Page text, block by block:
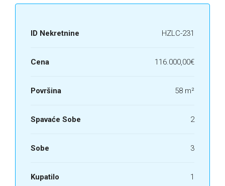
ID Nekretnine HZLC-231
Cena 116.000,00€
Površina 58 m²
Spavaće Sobe 2
Sobe 3
Kupatilo 1